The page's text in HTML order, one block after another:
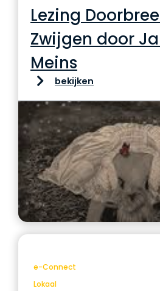
Lezing
Zwijgen door
Meins
bekijken
e-Connect
Lokaal